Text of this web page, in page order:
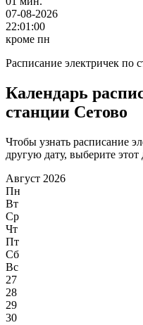
07-08-2026
22:01:00
кроме пн
Расписание электричек по
Календарь
станции Сетово
Чтобы узнать расписание
другую дату, выберите этот
Август 2026
Пн
Вт
Ср
Чт
Пт
Сб
Вс
27
28
29
30